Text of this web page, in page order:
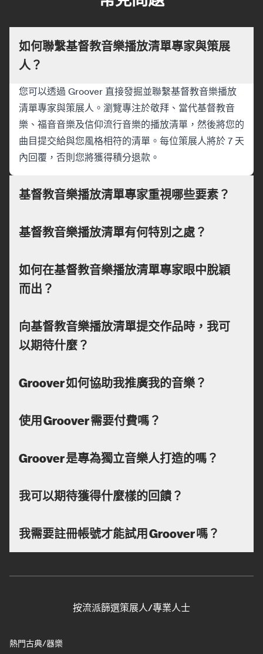
如何聯繫基督教音樂播放清單專家與策展
人？
您可以透過 Groover 直接發掘並聯繫基督教音樂播放
清單專家與策展人。瀏覽專注於敬拜、當代基督教音
樂、福音音樂及信仰流行音樂的播放清單，然後將您的
曲目提交給與您風格相符的清單。每位策展人將於 7 天
內回覆，否則您將獲得積分退款。
基督教音樂播放清單專家重視哪些要素？
基督教音樂播放清單有何特別之處？
如何在基督教音樂播放清單專家眼中脫穎
而出？
向基督教音樂播放清單提交作品時，我可
以期待什麼？
Groover 如何協助我推廣我的音樂？
使用 Groover 需要付費嗎？
Groover 是專為獨立音樂人打造的嗎？
我可以期待獲得什麼樣的回饋？
我需要註冊帳號才能試用 Groover 嗎？
按流派篩選策展人/專業人士
熱門古典/器樂